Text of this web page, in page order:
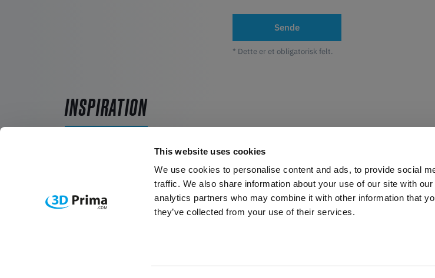
This website uses cookies
We use cookies to personalise content and ads, to provide social
traffic. We also share information about your use of our site with
analytics partners who may combine it with other information that
they’ve collected from your use of their services.
Sende
* Dette er et obligatorisk felt.
INSPIRATION
Tips & tricks til 3d printing